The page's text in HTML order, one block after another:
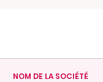
NOM DE LA SOCIÉTÉ